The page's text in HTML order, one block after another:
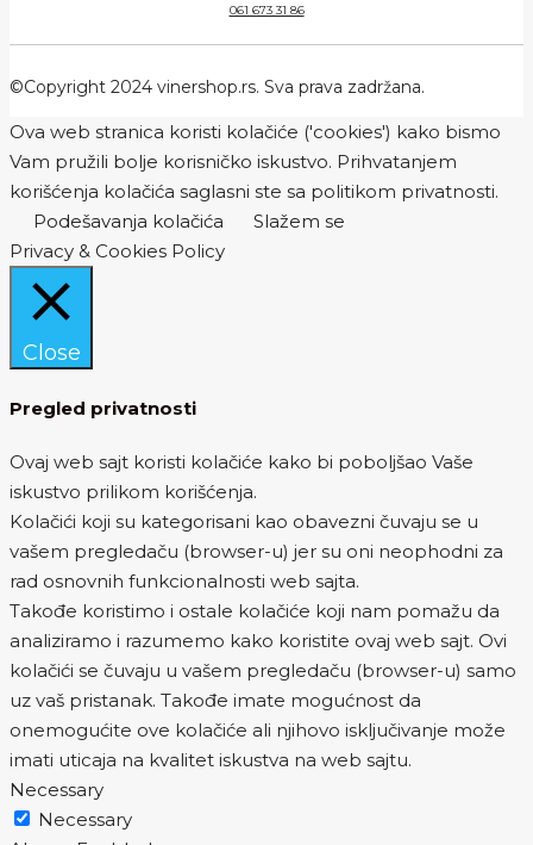
061 673 31 86
©Copyright 2024 vinershop.rs. Sva prava zadržana.
Ova web stranica koristi kolačiće ('cookies') kako bismo
Vam pružili bolje korisničko iskustvo. Prihvatanjem
korišćenja kolačića saglasni ste sa politikom privatnosti.
Podešavanja kolačića
Slažem se
Privacy & Cookies Policy
Close
Pregled privatnosti
Ovaj web sajt koristi kolačiće kako bi poboljšao Vaše
iskustvo prilikom korišćenja.
Kolačići koji su kategorisani kao obavezni čuvaju se u
vašem pregledaču (browser-u) jer su oni neophodni za
rad osnovnih funkcionalnosti web sajta.
Takođe koristimo i ostale kolačiće koji nam pomažu da
analiziramo i razumemo kako koristite ovaj web sajt. Ovi
kolačići se čuvaju u vašem pregledaču (browser-u) samo
uz vaš pristanak. Takođe imate mogućnost da
onemogućite ove kolačiće ali njihovo isključivanje može
imati uticaja na kvalitet iskustva na web sajtu.
Necessary
Necessary